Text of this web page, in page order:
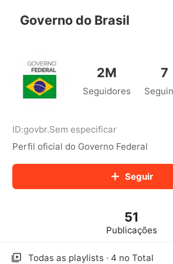
Governo do Brasil
2M
Seguidores
7
ID:govbr.Sem especificar
Perfil oficial do Governo Federal
Seguir
51
Publicações
Todas as playlists · 4 no Total
kwaikwaikwaikwaikwaikwaikwaikwai
kwaikwaikwaikwaikwaikwaikwaikwai
kwaikwaikwaikwaikwaikwaikwaikwai
kwaikwaikwaikwaikwaikwaikwaikwai
kwaikwaikwaikwaikwaikwaikwaikwai